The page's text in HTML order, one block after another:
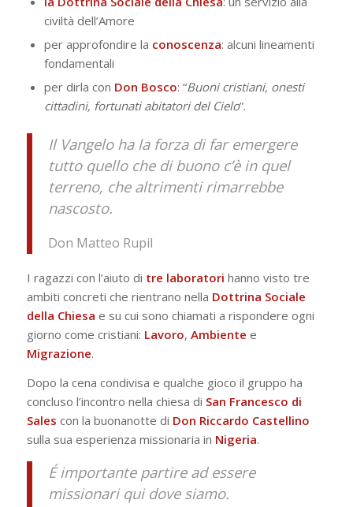
civiltà dell’Amore
per approfondire la conoscenza: alcuni lineamenti
fondamentali
per dirla con Don Bosco: “Buoni cristiani, onesti
cittadini, fortunati abitatori del Cielo”.
Il Vangelo ha la forza di far emergere
tutto quello che di buono c’è in quel
terreno, che altrimenti rimarrebbe
nascosto.
Don Matteo Rupil
I ragazzi con l’aiuto di tre laboratori hanno visto tre
ambiti concreti che rientrano nella Dottrina Sociale
della Chiesa e su cui sono chiamati a rispondere ogni
giorno come cristiani: Lavoro, Ambiente e
Migrazione.
Dopo la cena condivisa e qualche gioco il gruppo ha
concluso l’incontro nella chiesa di San Francesco di
Sales con la buonanotte di Don Riccardo Castellino
sulla sua esperienza missionaria in Nigeria.
É importante partire ad essere
missionari qui dove siamo.